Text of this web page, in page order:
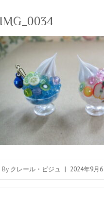
IMG_0034
By クレール・ビジュ | 2024年9月6